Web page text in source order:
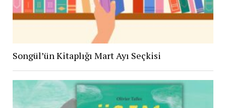
Songül’ün Kitaplığı Mart Ayı Seçkisi